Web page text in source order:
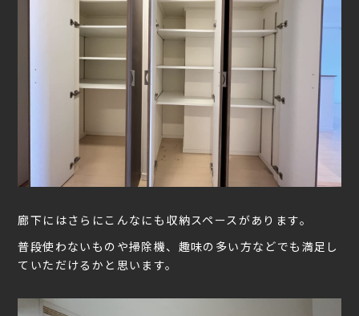
廊下にはさらにこんなにも収納スペースがあります。
普段使わないものや掃除機、趣味の多い方などでも満足し
ていただけるかと思います。